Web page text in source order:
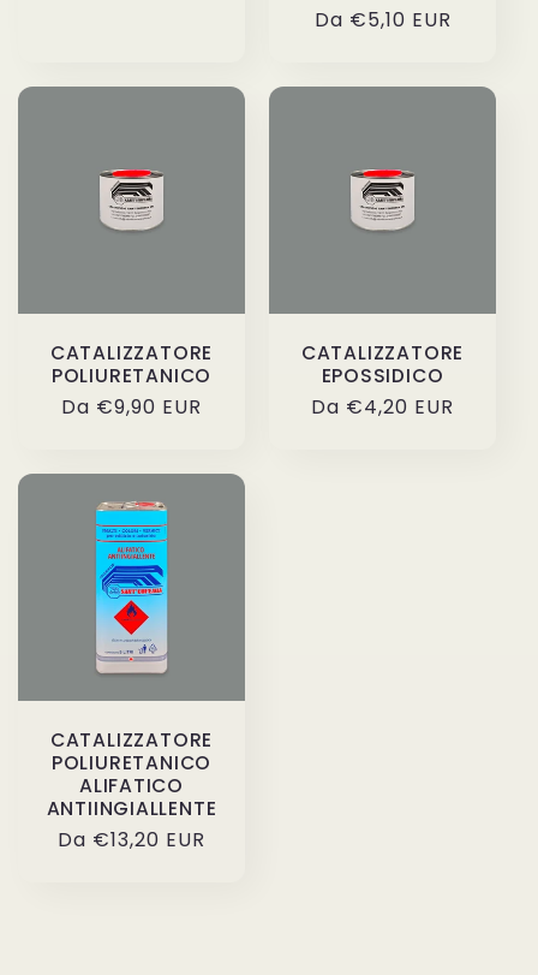
Prezzo
Da €5,10 EUR
CATALIZZATORE
POLIURETANICO
Prezzo
Da €9,90 EUR
CATALIZZATORE
EPOSSIDICO
Prezzo
Da €4,20 EUR
CATALIZZATORE
POLIURETANICO
ALIFATICO
ANTIINGIALLENTE
Prezzo
Da €13,20 EUR